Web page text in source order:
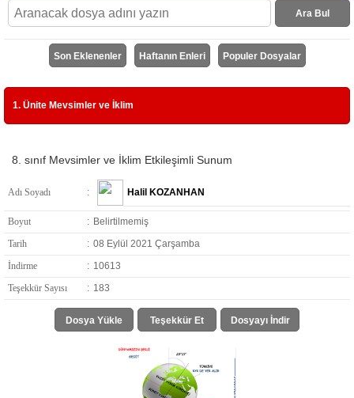
Ara Bul
Son Eklenenler Haftanın Enleri Populer Dosyalar
1. Ünite Mevsimler ve İklim
8. sınıf Mevsimler ve İklim Etkileşimli Sunum
Adı Soyadı : Halil KOZANHAN
Boyut : Belirtilmemiş
Tarih
: 08 Eylül 2021 Çarşamba
İndirme
: 10613
Teşekkür Sayısı
: 183
Dosya Yükle Teşekkür Et Dosyayı İndir